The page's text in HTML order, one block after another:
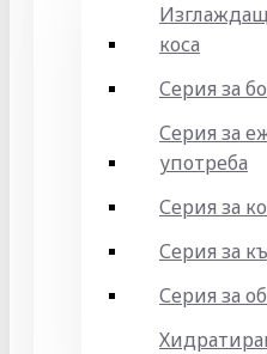
коса
Серия за
Серия за
употреба
Серия за
Серия за
Серия за